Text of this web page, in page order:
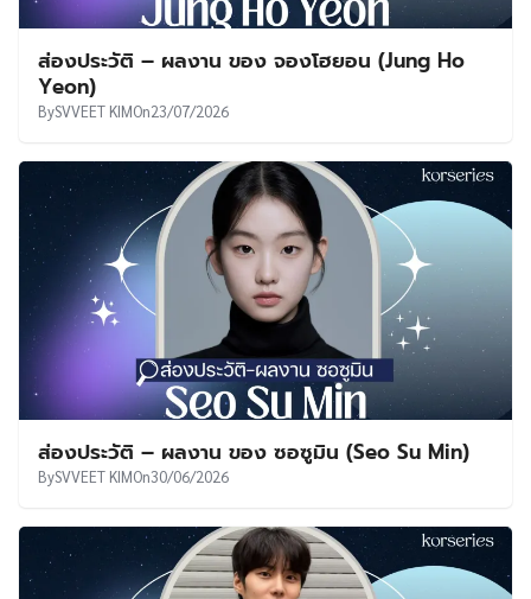
ส่องประวัติ – ผลงาน ของ จองโฮยอน (Jung Ho
Yeon)
BySVVEET KIMOn23/07/2026
ส่องประวัติ – ผลงาน ของ ซอซูมิน (Seo Su Min)
BySVVEET KIMOn30/06/2026